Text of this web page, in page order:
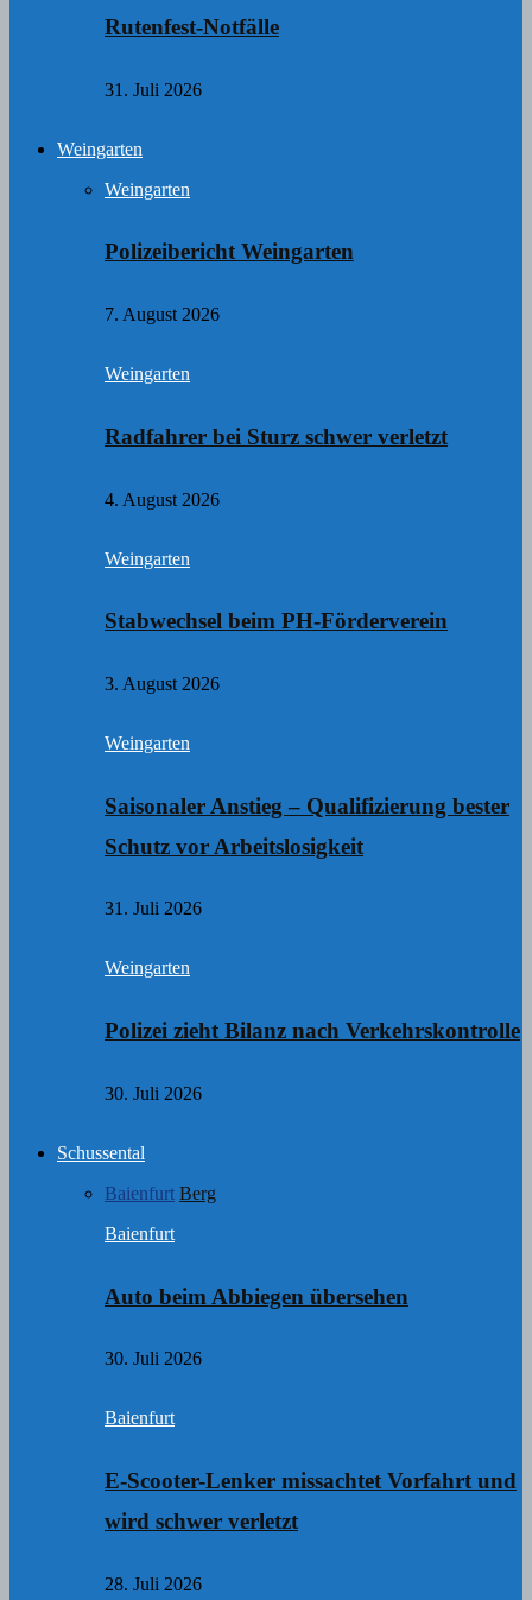
Rutenfest-Notfälle
31. Juli 2026
Weingarten
Weingarten
Polizeibericht Weingarten
7. August 2026
Weingarten
Radfahrer bei Sturz schwer verletzt
4. August 2026
Weingarten
Stabwechsel beim PH-Förderverein
3. August 2026
Weingarten
Saisonaler Anstieg – Qualifizierung bester
Schutz vor Arbeitslosigkeit
31. Juli 2026
Weingarten
Polizei zieht Bilanz nach Verkehrskontrolle
30. Juli 2026
Schussental
Baienfurt Berg
Baienfurt
Auto beim Abbiegen übersehen
30. Juli 2026
Baienfurt
E-Scooter-Lenker missachtet Vorfahrt und
wird schwer verletzt
28. Juli 2026